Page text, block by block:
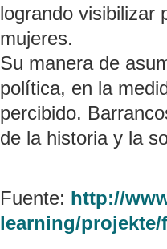
logrando visibilizar
mujeres.
Su manera de
política, en la
percibido.
de la historia y la
Fuente: http://
learning/